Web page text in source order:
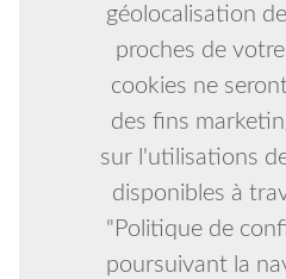
géolocalisation
proches de
cookies ne
des fins
sur l'utilisations
disponibles à
"Politique de
poursuivant la